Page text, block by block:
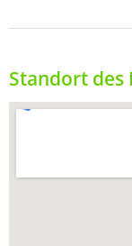
Standort des